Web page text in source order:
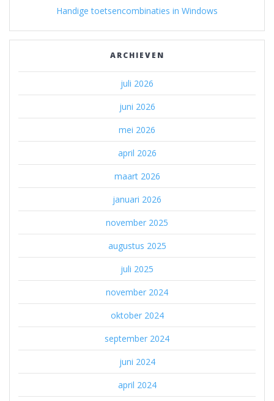
Handige toetsencombinaties in Windows
ARCHIEVEN
juli 2026
juni 2026
mei 2026
april 2026
maart 2026
januari 2026
november 2025
augustus 2025
juli 2025
november 2024
oktober 2024
september 2024
juni 2024
april 2024